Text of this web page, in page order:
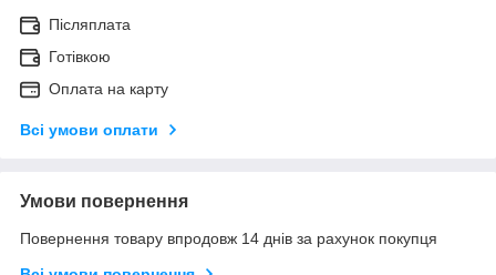
Післяплата
Готівкою
Оплата на карту
Всі умови оплати
Умови повернення
Повернення товару впродовж 14 днів за рахунок покупця